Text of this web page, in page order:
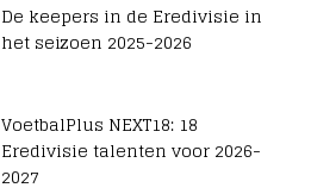
De keepers in de Eredivisie in
het seizoen 2025-2026
VoetbalPlus NEXT18: 18
Eredivisie talenten voor 2026-
2027